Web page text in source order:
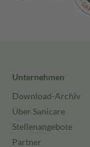
Unternehmen
Download-Archiv
Über Sanicare
Stellenangebote
Partner